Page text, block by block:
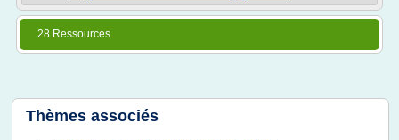
28 Ressources
Thèmes associés